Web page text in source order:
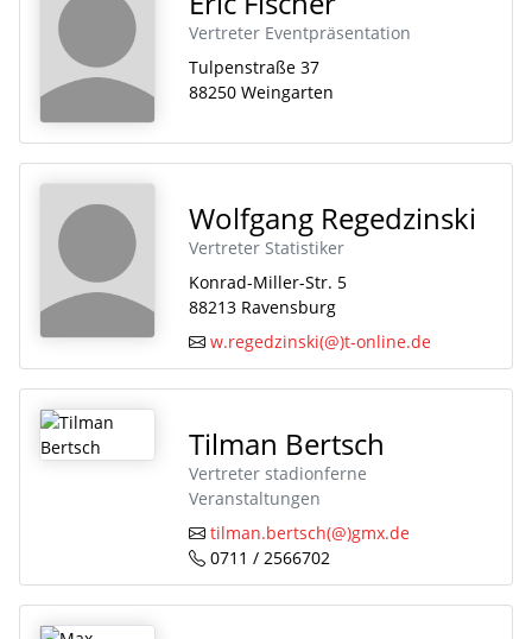
Vertreter Eventpräsentation
Tulpenstraße 37
88250 Weingarten
Wolfgang Regedzinski
Vertreter Statistiker
Konrad-Miller-Str. 5
88213 Ravensburg
w.regedzinski(@)t-online.de
Tilman Bertsch
Vertreter stadionferne
Veranstaltungen
tilman.bertsch(@)gmx.de
0711 / 2566702